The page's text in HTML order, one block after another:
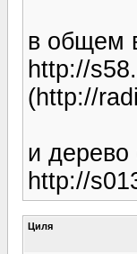
в общем
http://
(http://
и дерево
http://
Циля